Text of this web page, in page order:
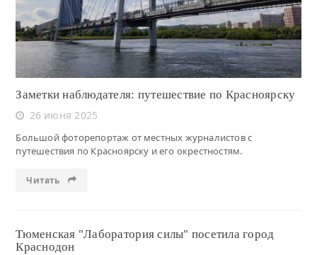
Заметки наблюдателя: путешествие по Красноярску
26 июня 2025
Большой фоторепортаж от местных журналистов с
путешествия по Красноярску и его окрестностям.
Читать
Тюменская "Лаборатория силы" посетила город
Краснодон